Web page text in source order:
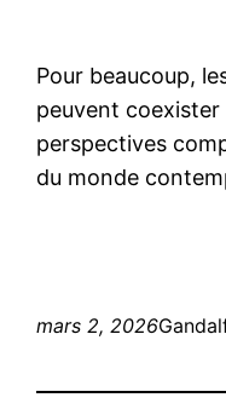
Pour beaucoup,
peuvent
perspectives
du monde
mars 2, 2026